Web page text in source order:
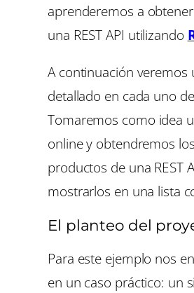
aprenderemos a
una REST API utilizando
A continuación veremos
detallado en cada uno
Tomaremos como idea
online y obtendremos
productos de una REST
mostrarlos en una lista
El planteo del
Para este ejemplo nos
en un caso práctico: un